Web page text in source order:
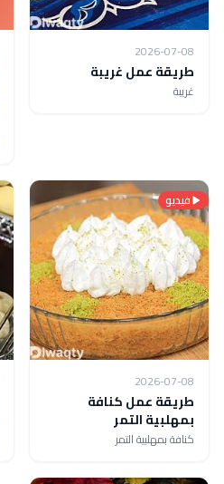
2026-07-08
طريقة عمل غريبة
غريبة
فيديو
2026-07-08
طريقة عمل كنافة
بمهلبية التمر
كنافة بمهلبية التمر